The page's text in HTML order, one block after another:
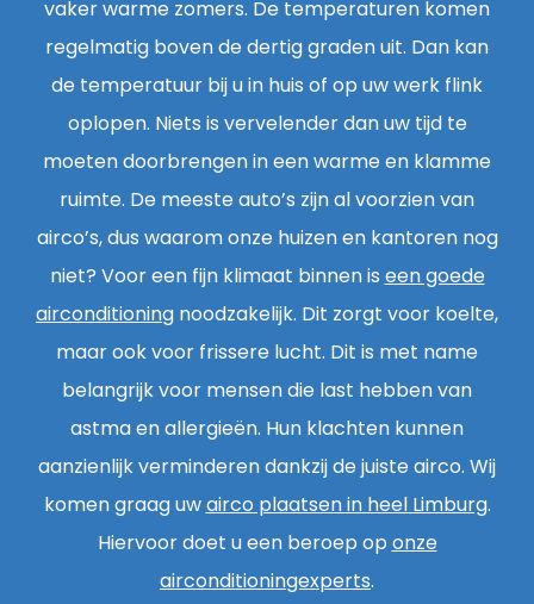
vaker warme zomers. De temperaturen komen
regelmatig boven de dertig graden uit. Dan kan
de temperatuur bij u in huis of op uw werk flink
oplopen. Niets is vervelender dan uw tijd te
moeten doorbrengen in een warme en klamme
ruimte. De meeste auto’s zijn al voorzien van
airco’s, dus waarom onze huizen en kantoren nog
niet? Voor een fijn klimaat binnen is een goede
airconditioning noodzakelijk. Dit zorgt voor koelte,
maar ook voor frissere lucht. Dit is met name
belangrijk voor mensen die last hebben van
astma en allergieën. Hun klachten kunnen
aanzienlijk verminderen dankzij de juiste airco. Wij
komen graag uwairco plaatsen in heel Limburg.
Hiervoor doet u een beroep op onze
airconditioningexperts.